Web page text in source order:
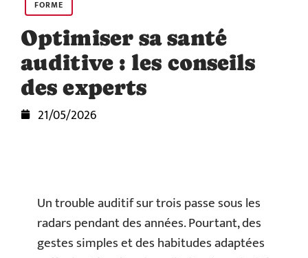
FORME
Optimiser sa santé
auditive : les conseils
des experts
21/05/2026
Un trouble auditif sur trois passe sous les
radars pendant des années. Pourtant, des
gestes simples et des habitudes adaptées